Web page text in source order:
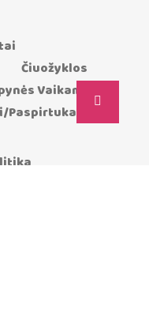
Čiuožyklos
Vaikams
Paspirtukai